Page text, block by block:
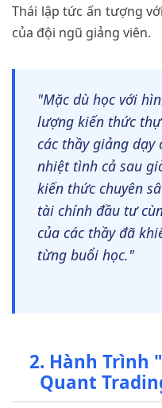
Thái lập tức ấn tượng
của đội ngũ giảng viên.
"Mặc dù học với
lượng kiến thức
các thầy giảng dạy
nhiệt tình cả sau
kiến thức chuyên
tài chính đầu tư
của các thầy đã
từng buổi học."
2. Hành Trình
Quant